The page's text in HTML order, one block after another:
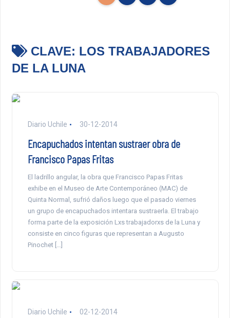
CLAVE: LOS TRABAJADORES
DE LA LUNA
Diario Uchile 30-12-2014
Encapuchados intentan sustraer obra de
Francisco Papas Fritas
El ladrillo angular, la obra que Francisco Papas Fritas
exhibe en el Museo de Arte Contemporáneo (MAC) de
Quinta Normal, sufrió daños luego que el pasado viernes
un grupo de encapuchados intentara sustraerla. El trabajo
forma parte de la exposición Lxs trabajadorxs de la Luna y
consiste en cinco figuras que representan a Augusto
Pinochet […]
Diario Uchile 02-12-2014